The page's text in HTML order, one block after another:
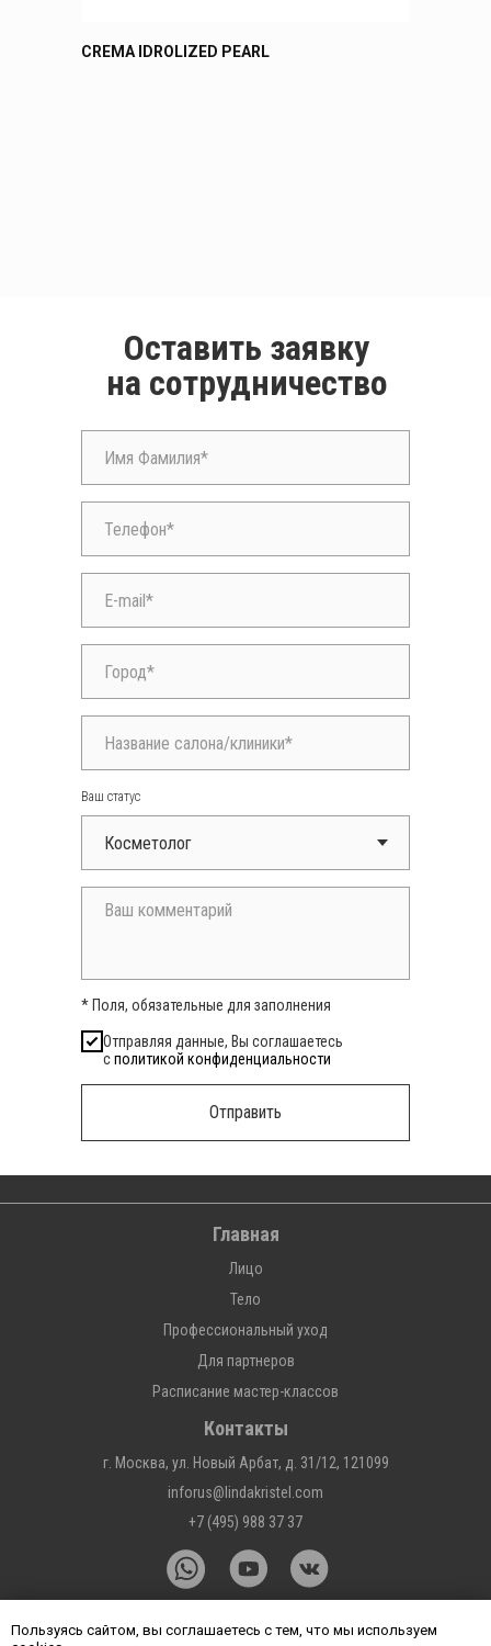
СREMA IDROLIZED PEARL
Ваш статус
* Поля, обязательные для заполнения
Отправляя данные, Вы соглашаетесь
сполитикой конфиденциальности
Отправить
Оставить заявку
на сотрудничество
Главная
Лицо
Тело
Профессиональный уход
Для партнеров
Расписание мастер-классов
Контакты
г. Москва, ул. Новый Арбат, д. 31/12, 121099
inforus@lindakristel.com
+7 (495) 988 37 37
Пользуясь сайтом, вы соглашаетесь с тем, что мы используем